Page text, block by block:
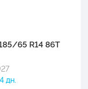
65 R14 86T
дн.